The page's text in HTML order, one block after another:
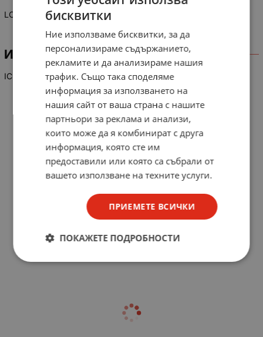
LC 7416-8096 еквивалент на 8080
ИНФОРМАЦИЯ
IC
бисквитки
Ние използваме бисквитки, за да
персонализираме съдържанието,
рекламите и да анализираме нашия
трафик. Също така споделяме
информация за използването на
нашия сайт от ваша страна с нашите
партньори за реклама и анализи,
които може да я комбинират с друга
информация, която сте им
предоставили или която са събрали от
вашето използване на техните услуги.
ПРИЕМЕТЕ ВСИЧКИ
ПОКАЖЕТЕ ПОДРОБНОСТИ